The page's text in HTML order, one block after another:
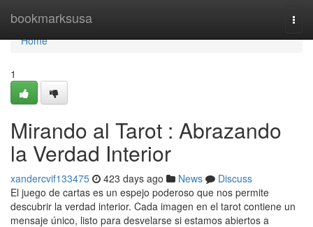
bookmarksusa
Home
Home
1
Mirando al Tarot : Abrazando
la Verdad Interior
xandercvif133475 423 days ago News
Discuss
El juego de cartas es un espejo poderoso que nos permite
descubrir la verdad interior. Cada imagen en el tarot contiene un
mensaje único, listo para desvelarse si estamos abiertos a